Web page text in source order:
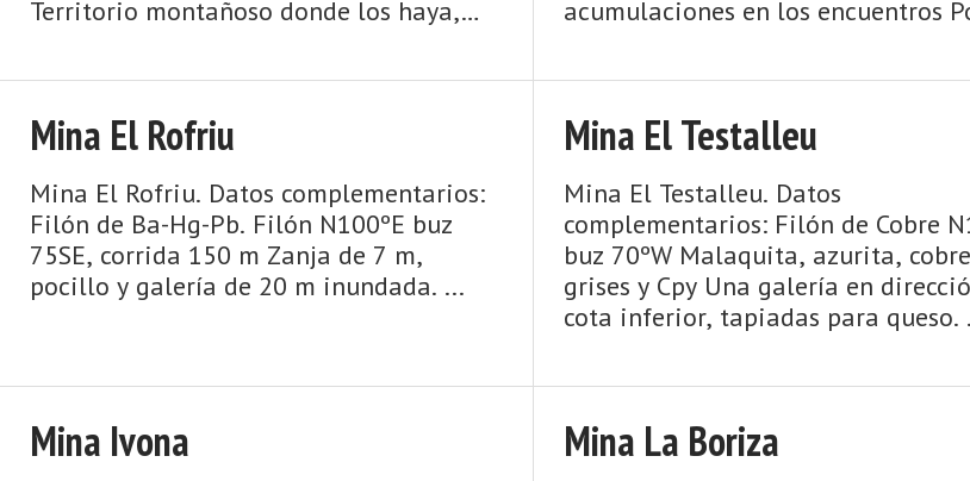
Territorio montañoso donde los haya,
los Picos de Europa pues buena parte de
acumulaciones en los encuentros
entre 1952 y 1959. ...
Mina El Rofriu
Mina El Rofriu. Datos complementarios:
Filón de Ba-Hg-Pb. Filón N100ºE buz
75SE, corrida 150 m Zanja de 7 m,
pocillo y galería de 20 m inundada. ...
Mina El Testalleu
Mina El Testalleu. Datos
complementarios: Filón de Cobre
buz 70ºW Malaquita, azurita,
grises y Cpy Una galería en
cota inferior, tapiadas para queso.
Mina Ivona Mina La Boriza